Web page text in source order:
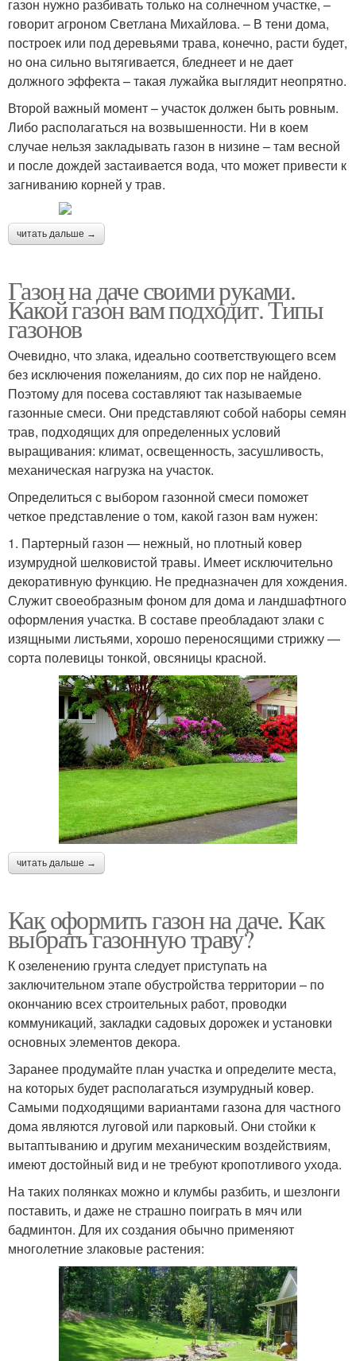
газон нужно разбивать только на солнечном участке, –
говорит агроном Светлана Михайлова. – В тени дома,
построек или под деревьями трава, конечно, расти будет,
но она сильно вытягивается, бледнеет и не дает
должного эффекта – такая лужайка выглядит неопрятно.
Второй важный момент – участок должен быть ровным.
Либо располагаться на возвышенности. Ни в коем
случае нельзя закладывать газон в низине – там весной
и после дождей застаивается вода, что может привести к
загниванию корней у трав.
читать дальше →
Газон на даче своими руками.
Какой газон вам подходит. Типы
газонов
Очевидно, что злака, идеально соответствующего всем
без исключения пожеланиям, до сих пор не найдено.
Поэтому для посева составляют так называемые
газонные смеси. Они представляют собой наборы семян
трав, подходящих для определенных условий
выращивания: климат, освещенность, засушливость,
механическая нагрузка на участок.
Определиться с выбором газонной смеси поможет
четкое представление о том, какой газон вам нужен:
1. Партерный газон — нежный, но плотный ковер
изумрудной шелковистой травы. Имеет исключительно
декоративную функцию. Не предназначен для хождения.
Служит своеобразным фоном для дома и ландшафтного
оформления участка. В составе преобладают злаки с
изящными листьями, хорошо переносящими стрижку —
сорта полевицы тонкой, овсяницы красной.
читать дальше →
Как оформить газон на даче. Как
выбрать газонную траву?
К озеленению грунта следует приступать на
заключительном этапе обустройства территории – по
окончанию всех строительных работ, проводки
коммуникаций, закладки садовых дорожек и установки
основных элементов декора.
Заранее продумайте план участка и определите места,
на которых будет располагаться изумрудный ковер.
Самыми подходящими вариантами газона для частного
дома являются луговой или парковый. Они стойки к
вытаптыванию и другим механическим воздействиям,
имеют достойный вид и не требуют кропотливого ухода.
На таких полянках можно и клумбы разбить, и шезлонги
поставить, и даже не страшно поиграть в мяч или
бадминтон. Для их создания обычно применяют
многолетние злаковые растения: